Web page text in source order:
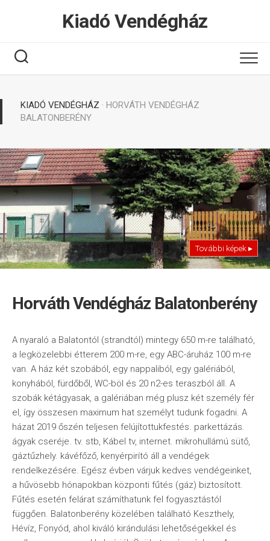
Kiadó Vendégház
KIADÓ VENDÉGHÁZ · HORVÁTH VENDÉGHÁZ
BALATONBERÉNY
További képek ▸
Horváth Vendégház Balatonberény
A nyaraló a Balatontól (strandtól) mintegy 650 m-re található,
a legközelebbi étterem 200 m-re, egy ABC-áruház 100 m-re
van. A ház két szobából, egy nappaliból, egy galériából,
konyhából, fürdőből, WC-böl és 20 n2-es teraszból áll. A
szobák kétágyasak, a galériában még plusz két személy fér
el, így összesen maximum hat személyt tudunk fogadni. A
házat 2019 őszén teljesen felújítottukfestés. parkettázás.
ágyak cseréje. tv. stb, Kábel tv, internet. mikrohullámú sütő,
gáztűzhely. kávéfőző, kenyérpirító áll a vendégek
rendelkezésére. Egész évben várjuk kedves vendégeinket,
a hűvösebb hónapokban központi fűtés (gáz) biztosított.
Fűtés esetén felárat számíthatunk fel fogyasztástól
függően. Balatonberény közelében található Keszthely,
Hévíz, Fonyód, ahol kiváló kirándulási lehetőségekkel és